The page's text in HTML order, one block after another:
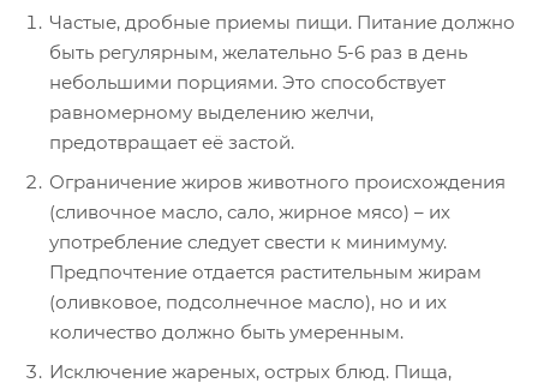
Частые, дробные приемы пищи. Питание должно
быть регулярным, желательно 5-6 раз в день
небольшими порциями. Это способствует
равномерному выделению желчи,
предотвращает её застой.
Ограничение жиров животного происхождения
(сливочное масло, сало, жирное мясо) – их
употребление следует свести к минимуму.
Предпочтение отдается растительным жирам
(оливковое, подсолнечное масло), но и их
количество должно быть умеренным.
Исключение жареных, острых блюд. Пища,